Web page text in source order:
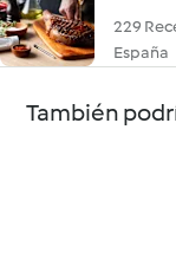
229
España
También